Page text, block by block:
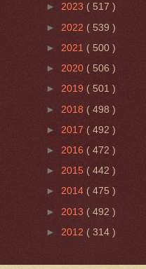
► 2023 ( 517 )
► 2022 ( 539 )
► 2021 ( 500 )
► 2020 ( 506 )
► 2019 ( 501 )
► 2018 ( 498 )
► 2017 ( 492 )
► 2016 ( 472 )
► 2015 ( 442 )
► 2014 ( 475 )
► 2013 ( 492 )
► 2012 ( 314 )